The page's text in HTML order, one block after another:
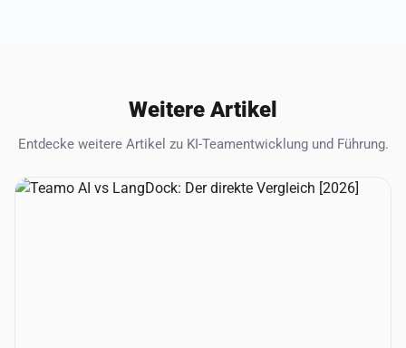
Weitere Artikel
Entdecke weitere Artikel zu KI-Teamentwicklung und Führung.